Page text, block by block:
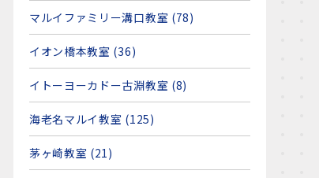
マルイファミリー溝口教室 (78)
イオン橋本教室 (36)
イトーヨーカドー古淵教室 (8)
海老名マルイ教室 (125)
茅ヶ崎教室 (21)